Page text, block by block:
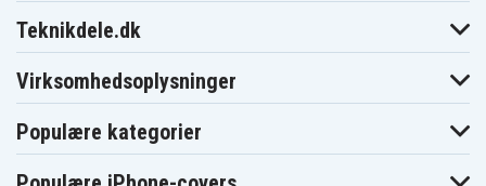
Teknikdele.dk
Virksomhedsoplysninger
Populære kategorier